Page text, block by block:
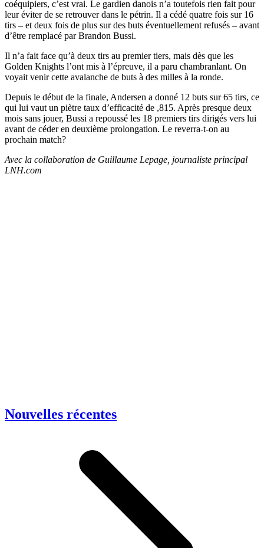
coéquipiers, c’est vrai. Le gardien danois n’a toutefois rien fait pour
leur éviter de se retrouver dans le pétrin. Il a cédé quatre fois sur 16
tirs – et deux fois de plus sur des buts éventuellement refusés – avant
d’être remplacé par Brandon Bussi.
Il n’a fait face qu’à deux tirs au premier tiers, mais dès que les
Golden Knights l’ont mis à l’épreuve, il a paru chambranlant. On
voyait venir cette avalanche de buts à des milles à la ronde.
Depuis le début de la finale, Andersen a donné 12 buts sur 65 tirs, ce
qui lui vaut un piètre taux d’efficacité de ,815. Après presque deux
mois sans jouer, Bussi a repoussé les 18 premiers tirs dirigés vers lui
avant de céder en deuxième prolongation. Le reverra-t-on au
prochain match?
Avec la collaboration de Guillaume Lepage, journaliste principal
LNH.com
Nouvelles récentes